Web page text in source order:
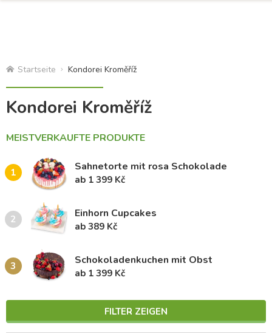
Startseite Kondorei Kroměříž
Kondorei Kroměříž
MEISTVERKAUFTE PRODUKTE
1 Sahnetorte mit rosa Schokolade
ab 1 399 Kč
2 Einhorn Cupcakes
ab 389 Kč
3 Schokoladenkuchen mit Obst
ab 1 399 Kč
FILTER ZEIGEN